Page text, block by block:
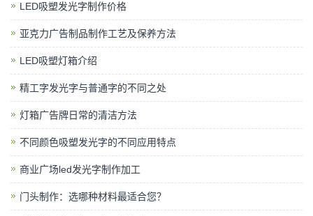
LED吸塑发光字制作价格
亚克力广告制品制作工艺及保养方法
LED吸塑灯箱介绍
精工字发光字与普通字的不同之处
灯箱广告牌日常的清洁方法
不同颜色吸塑发光字的不同应用特点
商业广场led发光字制作加工
门头制作：选哪种材料最适合您？